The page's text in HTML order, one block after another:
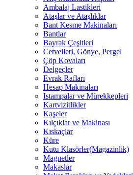
Ambalaj Lastikleri
Ataşlar ve Ataşlıklar
Bant Kesme Makinaları
Bantlar
Bayrak Çeşitleri
Cetvelleri, Gönye, Pergel
Çöp Kovaları
Delgeçler
Evrak Rafları
Hesap Makinaları
Istampalar ve Mürekkepleri
Kartvizitlikler
Kaşeler
Kılçıklar ve Makinası
Kıskaçlar
Küre
Kutu Klasörler(Magazinlik)
Magnetler
Makaslar